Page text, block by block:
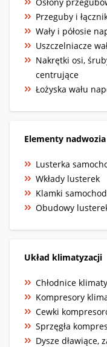
Przeguby i
Wały i półosie
Uszczelniacze
Nakrętki osi,
centrujące
Łożyska wału
Elementy nadwozia
Lusterka
Wkłady lusterek
Klamki
Obudowy
Układ klimatyzacji
Chłodnice
Kompresory
Cewki
Sprzęgła
Dysze dławiące,